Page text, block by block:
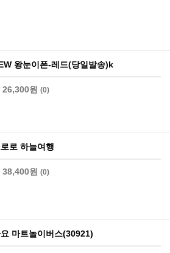
왕눈이폰-레드(당일발송)k
26,300원 (0)
로 하늘여행
38,400원 (0)
마트놀이버스(30921)